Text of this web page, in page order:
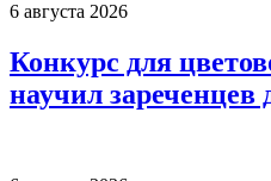
6 августа 2026
Конкурс для
научил